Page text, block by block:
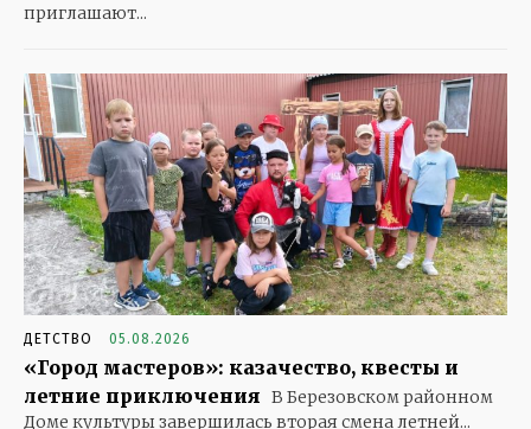
приглашают...
ДЕТСТВО 05.08.2026
«Город мастеров»: казачество, квесты и
летние приключения В Березовском районном
Доме культуры завершилась вторая смена летней...